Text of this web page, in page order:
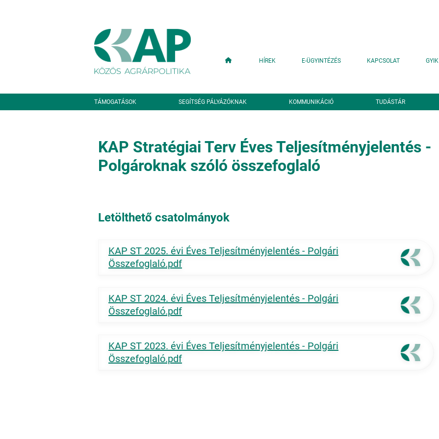
Fő navigáció
HÍREK E-ÜGYINTÉZÉS KAPCSOLAT GYIK
Másodlagos navigáció
TÁMOGATÁSOK SEGÍTSÉG PÁLYÁZÓKNAK KOMMUNIKÁCIÓ TUDÁSTÁR
KAP Stratégiai Terv Éves Teljesítményjelentés -
Polgároknak szóló összefoglaló
Letölthető csatolmányok
KAP ST 2025. évi Éves Teljesítményjelentés - Polgári
Összefoglaló.pdf
KAP ST 2024. évi Éves Teljesítményjelentés - Polgári
Összefoglaló.pdf
KAP ST 2023. évi Éves Teljesítményjelentés - Polgári
Összefoglaló.pdf